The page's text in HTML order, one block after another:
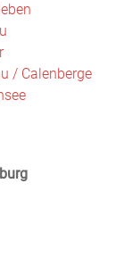
/ Calenberge